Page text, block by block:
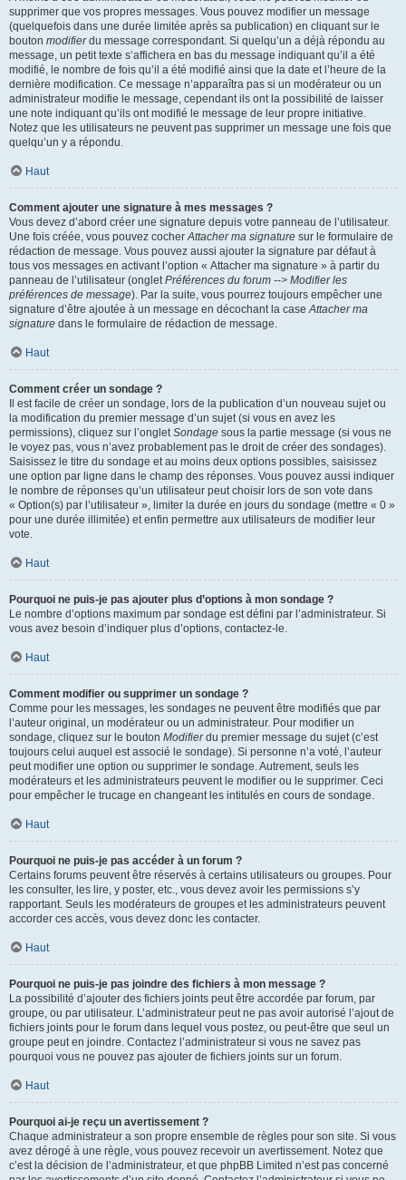
supprimer que vos propres messages. Vous pouvez modifier un message
(quelquefois dans une durée limitée après sa publication) en cliquant sur le
bouton modifierdu message correspondant. Si quelqu’un a déjà répondu au
message, un petit texte s’affichera en bas du message indiquant qu’il a été
modifié, le nombre de fois qu’il a été modifié ainsi que la date et l’heure de la
dernière modification. Ce message n’apparaîtra pas si un modérateur ou un
administrateur modifie le message, cependant ils ont la possibilité de laisser
une note indiquant qu’ils ont modifié le message de leur propre initiative.
Notez que les utilisateurs ne peuvent pas supprimer un message une fois que
quelqu’un y a répondu.
Haut
Comment ajouter une signature à mes messages ?
Vous devez d’abord créer une signature depuis votre panneau de l’utilisateur.
Une fois créée, vous pouvez cocherAttacher ma signature sur le formulaire de
rédaction de message. Vous pouvez aussi ajouter la signature par défaut à
tous vos messages en activant l’option « Attacher ma signature » à partir du
panneau de l’utilisateur (ongletPréférences du forum --> Modifier les
préférences de message). Par la suite, vous pourrez toujours empêcher une
signature d’être ajoutée à un message en décochant la caseAttacher ma
signature dans le formulaire de rédaction de message.
Haut
Comment créer un sondage ?
Il est facile de créer un sondage, lors de la publication d’un nouveau sujet ou
la modification du premier message d’un sujet (si vous en avez les
permissions), cliquez sur l’ongletSondage sous la partie message (si vous ne
le voyez pas, vous n’avez probablement pas le droit de créer des sondages).
Saisissez le titre du sondage et au moins deux options possibles, saisissez
une option par ligne dans le champ des réponses. Vous pouvez aussi indiquer
le nombre de réponses qu’un utilisateur peut choisir lors de son vote dans
« Option(s) par l’utilisateur », limiter la durée en jours du sondage (mettre « 0 »
pour une durée illimitée) et enfin permettre aux utilisateurs de modifier leur
vote.
Haut
Pourquoi ne puis-je pas ajouter plus d’options à mon sondage ?
Le nombre d’options maximum par sondage est défini par l’administrateur. Si
vous avez besoin d’indiquer plus d’options, contactez-le.
Haut
Comment modifier ou supprimer un sondage ?
Comme pour les messages, les sondages ne peuvent être modifiés que par
l’auteur original, un modérateur ou un administrateur. Pour modifier un
sondage, cliquez sur le bouton Modifierdu premier message du sujet (c’est
toujours celui auquel est associé le sondage). Si personne n’a voté, l’auteur
peut modifier une option ou supprimer le sondage. Autrement, seuls les
modérateurs et les administrateurs peuvent le modifier ou le supprimer. Ceci
pour empêcher le trucage en changeant les intitulés en cours de sondage.
Haut
Pourquoi ne puis-je pas accéder à un forum ?
Certains forums peuvent être réservés à certains utilisateurs ou groupes. Pour
les consulter, les lire, y poster, etc., vous devez avoir les permissions s’y
rapportant. Seuls les modérateurs de groupes et les administrateurs peuvent
accorder ces accès, vous devez donc les contacter.
Haut
Pourquoi ne puis-je pas joindre des fichiers à mon message ?
La possibilité d’ajouter des fichiers joints peut être accordée par forum, par
groupe, ou par utilisateur. L’administrateur peut ne pas avoir autorisé l’ajout de
fichiers joints pour le forum dans lequel vous postez, ou peut-être que seul un
groupe peut en joindre. Contactez l’administrateur si vous ne savez pas
pourquoi vous ne pouvez pas ajouter de fichiers joints sur un forum.
Haut
Pourquoi ai-je reçu un avertissement ?
Chaque administrateur a son propre ensemble de règles pour son site. Si vous
avez dérogé à une règle, vous pouvez recevoir un avertissement. Notez que
c’est la décision de l’administrateur, et que phpBB Limited n’est pas concerné